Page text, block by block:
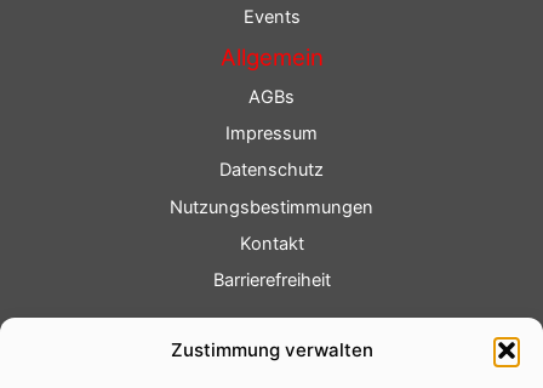
Zustimmung verwalten
Events
Allgemein
AGBs
Impressum
Datenschutz
Nutzungsbestimmungen
Kontakt
Barrierefreiheit
Fotoservice